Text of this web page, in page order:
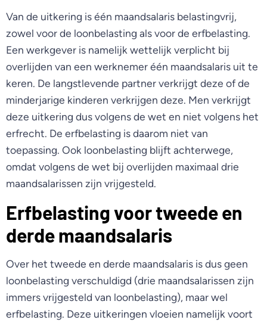
Van de uitkering is één maandsalaris belastingvrij,
zowel voor de loonbelasting als voor de erfbelasting.
Een werkgever is namelijk wettelijk verplicht bij
overlijden van een werknemer één maandsalaris uit te
keren. De langstlevende partner verkrijgt deze of de
minderjarige kinderen verkrijgen deze. Men verkrijgt
deze uitkering dus volgens de wet en niet volgens het
erfrecht. De erfbelasting is daarom niet van
toepassing. Ook loonbelasting blijft achterwege,
omdat volgens de wet bij overlijden maximaal drie
maandsalarissen zijn vrijgesteld.
Erfbelasting voor tweede en
derde maandsalaris
Over het tweede en derde maandsalaris is dus geen
loonbelasting verschuldigd (drie maandsalarissen zijn
immers vrijgesteld van loonbelasting), maar wel
erfbelasting. Deze uitkeringen vloeien namelijk voort